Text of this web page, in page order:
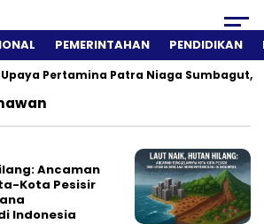
PEMERINTAHAN PENDIDIKAN
Upaya Pertamina Patra Niaga Sumbagut,
Ancaman
Kota Pesisir
Indonesia